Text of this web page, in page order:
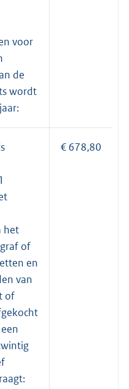
voor
de
wordt
het
of
en
van
of
€ 678,80